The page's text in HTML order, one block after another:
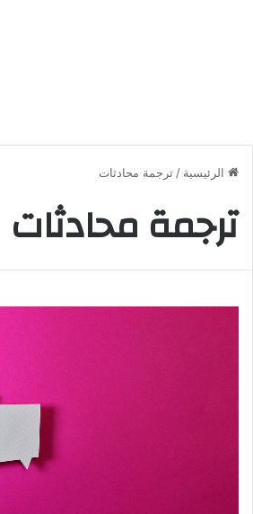
الرئيسية / ترجمة محادثات
ترجمة محادثات